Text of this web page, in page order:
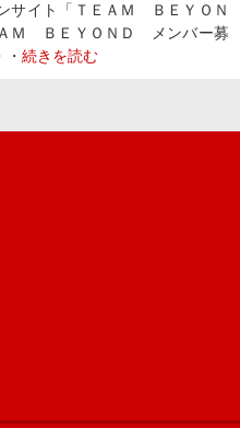
サイト「ＴＥＡＭ ＢＥＹＯＮ
ＡＭ ＢＥＹＯＮＤ メンバー募
続きを読む